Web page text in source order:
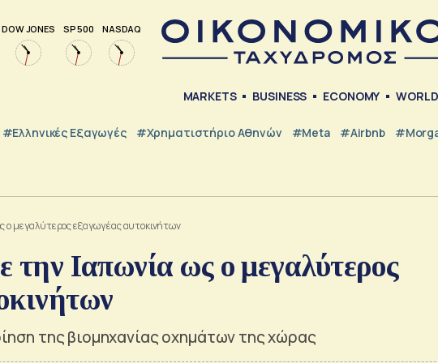
DOW JONES SP 500 NASDAQ
MARKETS BUSINESS ECONOMY WORLD
#Ελληνικές Εξαγωγές #Χρηματιστήριο Αθηνών #Meta #Airbnb
ο μεγαλύτερος εξαγωγέας αυτοκινήτων
την Ιαπωνία ως ο μεγαλύτερος
της βιομηχανίας οχημάτων της χώρας